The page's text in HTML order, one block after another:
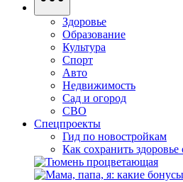
Здоровье
Образование
Культура
Спорт
Авто
Недвижимость
Сад и огород
СВО
Спецпроекты
Гид по новостройкам
Как сохранить